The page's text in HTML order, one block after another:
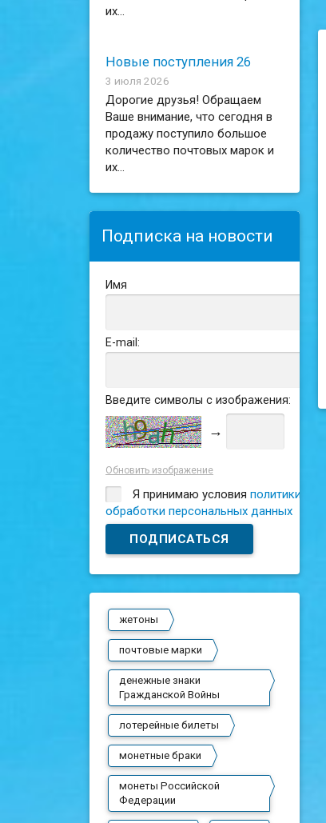
их...
Новые поступления 26
3 июля 2026
Дорогие друзья! Обращаем
Ваше внимание, что сегодня в
продажу поступило большое
количество почтовых марок и
их...
Подписка на новости
Имя
E-mail:
Введите символы с изображения:
→
Обновить изображение
Я принимаю условияполитики
обработки персональных данных
жетоны
почтовые марки
денежные знаки
Гражданской Войны
лотерейные билеты
монетные браки
монеты Российской
Федерации